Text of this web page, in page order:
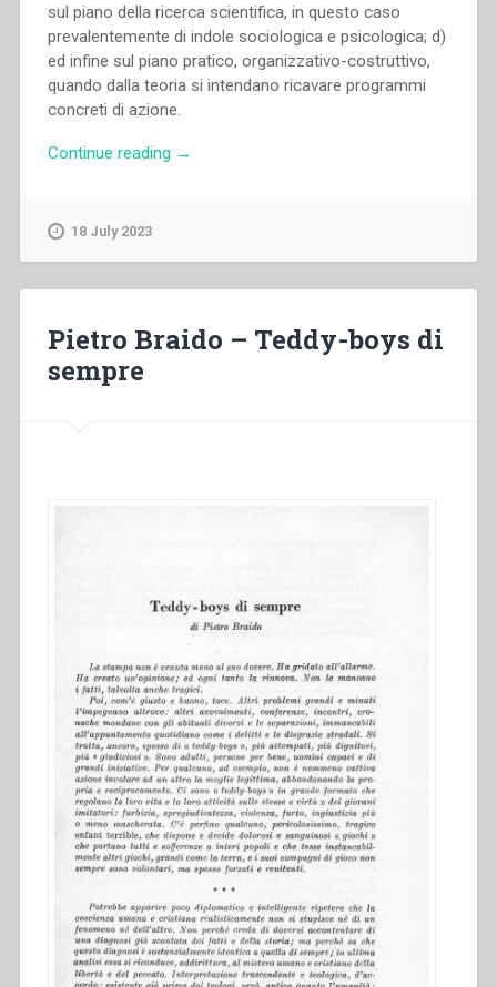
sul piano della ricerca scientifica, in questo caso
prevalentemente di indole sociologica e psicologica; d)
ed infine sul piano pratico, organizzativo-costruttivo,
quando dalla teoria si intendano ricavare programmi
concreti di azione.
Continue reading “Pietro
→
18 July 2023
Pietro Braido – Teddy-boys di
sempre